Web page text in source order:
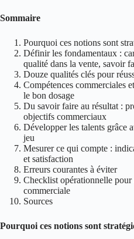
Sommaire
Pourquoi ces notions sont
Définir les fondamentaux :
qualité dans la vente, savoir
Douze qualités clés pour
Compétences commerciales
le bon dosage
Du savoir faire au résultat :
objectifs commerciaux
Développer les talents grâce
jeu
Mesurer ce qui compte :
et satisfaction
Erreurs courantes à éviter
Checklist opérationnelle pour
commerciale
Sources
Pourquoi ces notions sont